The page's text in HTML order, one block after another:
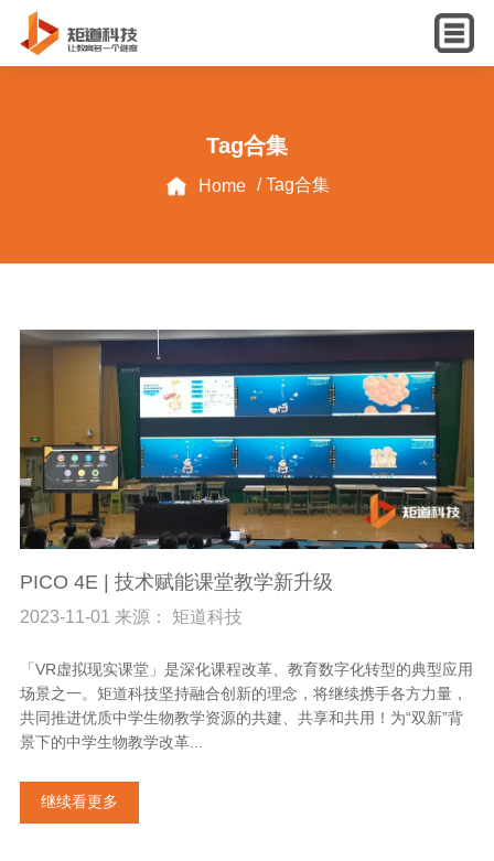
English
Tag合集
Home / Tag合集
PICO 4E | 技术赋能课堂教学新升级
2023-11-01 来源： 矩道科技
「VR虚拟现实课堂」是深化课程改革、教育数字化转型的典型应用
场景之一。矩道科技坚持融合创新的理念，将继续携手各方力量，
共同推进优质中学生物教学资源的共建、共享和共用！为“双新”背
景下的中学生物教学改革...
继续看更多